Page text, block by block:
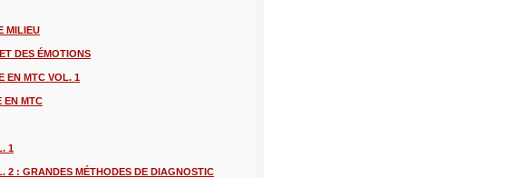
MILIEU
DES ÉMOTIONS
EN MTC VOL. 1
EN MTC
1
2 : GRANDES MÉTHODES DE DIAGNOSTIC